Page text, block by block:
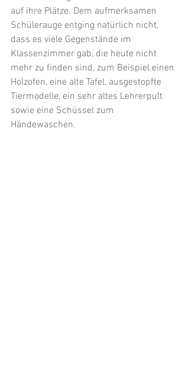
auf ihre Plätze. Dem aufmerksamen
Schülerauge entging natürlich nicht,
dass es viele Gegenstände im
Klassenzimmer gab, die heute nicht
mehr zu finden sind, zum Beispiel einen
Holzofen, eine alte Tafel, ausgestopfte
Tiermodelle, ein sehr altes Lehrerpult
sowie eine Schüssel zum
Händewaschen.